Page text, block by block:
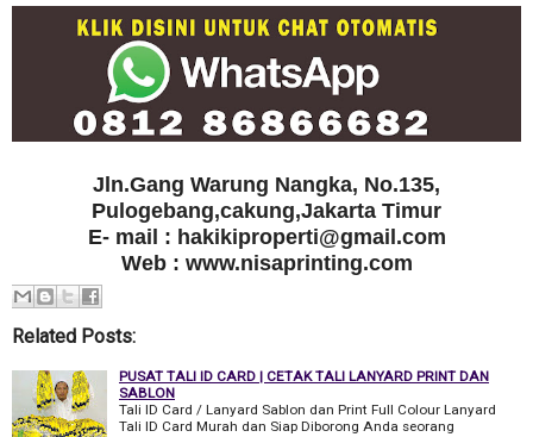
Jln.Gang Warung Nangka, No.135,
Pulogebang,cakung,Jakarta Timur
E- mail : hakikiproperti@gmail.com
Web : www.nisaprinting.com
Related Posts:
PUSAT TALI ID CARD | CETAK TALI LANYARD PRINT DAN
SABLON
Tali ID Card / Lanyard Sablon dan Print Full Colour Lanyard
Tali ID Card Murah dan Siap Diborong Anda seorang